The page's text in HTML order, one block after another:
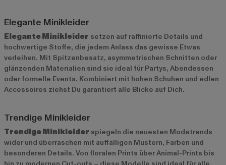
Elegante Minikleider
Elegante Minikleider setzen auf raffinierte Details und
hochwertige Stoffe, die jedem Anlass das gewisse Etwas
verleihen. Mit Spitzenbesatz, asymmetrischen Schnitten oder
glänzenden Materialien sind sie ideal für Partys, Abendessen
oder formelle Events. Kombiniert mit hohen Schuhen und edlen
Accessoires ziehst Du garantiert alle Blicke auf Dich.
Trendige Minikleider
Trendige Minikleider spiegeln die neuesten Modetrends
wider und überraschen mit auffälligen Mustern, Farben und
besonderen Details. Von floralen Prints über Animal-Prints bis